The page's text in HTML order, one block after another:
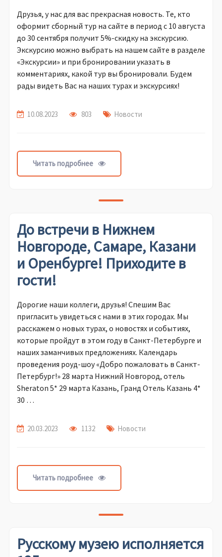
Друзья, у нас для вас прекрасная новость. Те, кто
оформит сборный тур на сайте в период с 10 августа
до 30 сентября получит 5%-скидку на экскурсию.
Экскурсию можно выбрать на нашем сайте в разделе
«Экскурсии» и при бронировании указать в
комментариях, какой тур вы бронировали. Будем
рады видеть Вас на наших турах и экскурсиях!
10.08.2023 803 Новости
Читать подробнее
До встречи в Нижнем
Новгороде, Самаре, Казани
и Оренбурге! Приходите в
гости!
Дорогие наши коллеги, друзья! Спешим Вас
пригласить увидеться с нами в этих городах. Мы
расскажем о новых турах, о новостях и событиях,
которые пройдут в этом году в Санкт-Петербурге и
наших заманчивых предложениях. Календарь
проведения роуд-шоу «Добро пожаловать в Санкт-
Петербург!» 28 марта Нижний Новгород, отель
Sheraton 5* 29 марта Казань, Гранд Отель Казань 4*
30 …
20.03.2023 1132 Новости
Читать подробнее
Русскому музею исполняется